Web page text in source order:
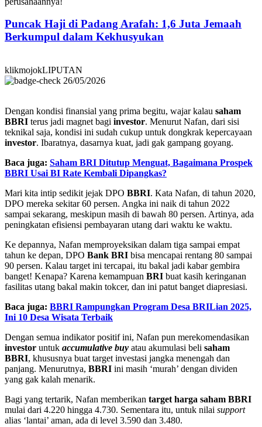
Puncak Haji di Padang Arafah: 1,6 Juta Jemaah
Berkumpul dalam Kekhusyukan
klikmojokLIPUTAN
26/05/2026
Dengan kondisi finansial yang prima begitu, wajar kalau saham
BBRI terus jadi magnet bagi investor. Menurut Nafan, dari sisi
teknikal saja, kondisi ini sudah cukup untuk dongkrak kepercayaan
investor. Ibaratnya, dasarnya kuat, jadi gak gampang goyang.
Baca juga: Saham BRI Ditutup Menguat, Bagaimana Prospek
BBRI Usai BI Rate Kembali Dipangkas?
Mari kita intip sedikit jejak DPO BBRI. Kata Nafan, di tahun 2020,
DPO mereka sekitar 60 persen. Angka ini naik di tahun 2022
sampai sekarang, meskipun masih di bawah 80 persen. Artinya, ada
peningkatan efisiensi pembayaran utang dari waktu ke waktu.
Ke depannya, Nafan memproyeksikan dalam tiga sampai empat
tahun ke depan, DPO Bank BRI bisa mencapai rentang 80 sampai
90 persen. Kalau target ini tercapai, itu bakal jadi kabar gembira
banget! Kenapa? Karena kemampuan BRI buat kasih keringanan
fasilitas utang bakal makin tokcer, dan ini patut banget diapresiasi.
Baca juga: BBRI Rampungkan Program Desa BRILian 2025,
Ini 10 Desa Wisata Terbaik
Dengan semua indikator positif ini, Nafan pun merekomendasikan
investor untuk accumulative buy atau akumulasi beli saham
BBRI, khususnya buat target investasi jangka menengah dan
panjang. Menurutnya, BBRI ini masih ‘murah’ dengan dividen
yang gak kalah menarik.
Bagi yang tertarik, Nafan memberikan target harga saham BBRI
mulai dari 4.220 hingga 4.730. Sementara itu, untuk nilai support
alias ‘lantai’ aman, ada di level 3.590 dan 3.480.